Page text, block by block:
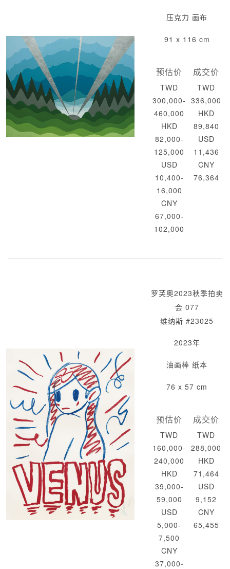
压克力 画布
91 x 116 cm
预估价
TWD
300,000-
460,000
HKD
82,000-
125,000
USD
10,400-
16,000
CNY
67,000-
102,000
成交价
TWD
336,000
HKD
89,840
USD
11,436
CNY
76,364
罗芙奥2023秋季拍卖
会 077
维纳斯 #23025
2023年
油画棒 纸本
76 x 57 cm
预估价
TWD
160,000-
240,000
HKD
39,000-
59,000
USD
5,000-
7,500
CNY
37,000-
成交价
TWD
288,000
HKD
71,464
USD
9,152
CNY
65,455